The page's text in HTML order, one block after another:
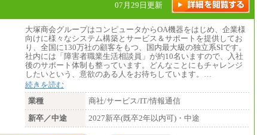
07月29日更新
大塚商会グループはコンピュータからOA機器をはじめ、企業様
向けに様々なシステム構築とサービス＆サポートを提供してお
り、全国に130万社の顧客をもつ、国内最大級の独立系SIです。
社内には「障害者職業生活相談員」が約10名いますので、入社
後のサポート体制も整っています。どんなことにもチャレンジ
したいという、意欲のある人をお待ちしています。…
続きを読む
業種
商社/サービス/IT/情報通信
新卒／中途
2027新卒(既卒2年以内可)・中途